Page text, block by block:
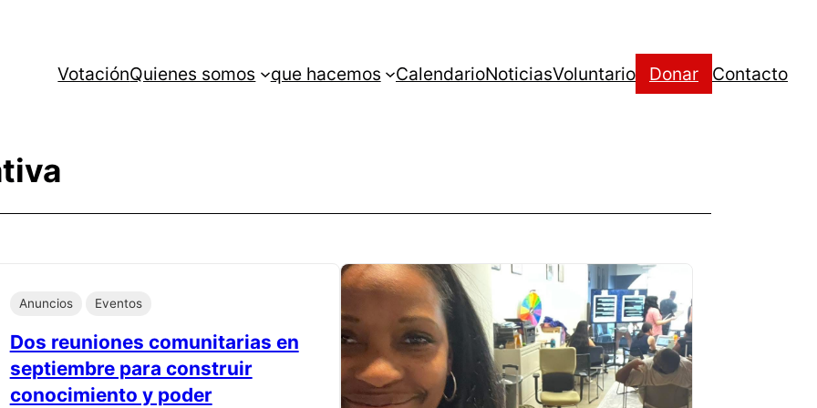
VotaciónQuienes somos que hacemos CalendarioNoticiasVoluntario Donar Contacto
Anuncios Eventos
Dos reuniones comunitarias en
septiembre para construir
conocimiento y poder